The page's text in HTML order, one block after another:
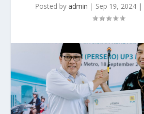
Posted by admin | Sep 19, 2024|